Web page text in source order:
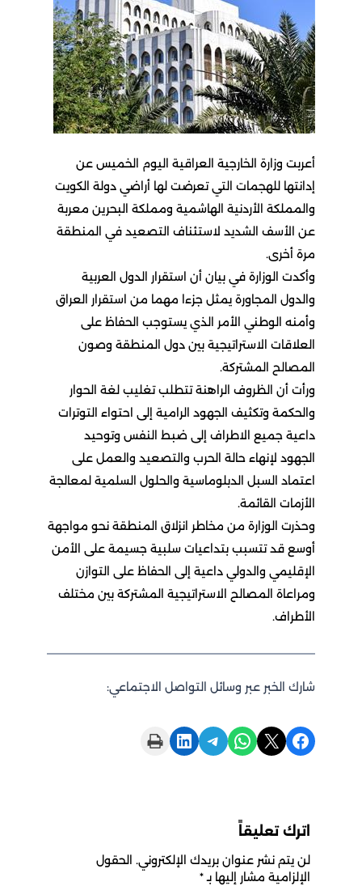
أعربت وزارة الخارجية العراقية اليوم الخميس عن
إدانتها للهجمات التي تعرضت لها أراضي دولة الكويت
والمملكة الأردنية الهاشمية ومملكة البحرين معربة
عن الأسف الشديد لاستئناف التصعيد في المنطقة
مرة أخرى.
وأكدت الوزارة في بيان أن استقرار الدول العربية
والدول المجاورة يمثل جزءا مهما من استقرار العراق
وأمنه الوطني الأمر الذي يستوجب الحفاظ على
العلاقات الاستراتيجية بين دول المنطقة وصون
المصالح المشتركة.
ورأت أن الظروف الراهنة تتطلب تغليب لغة الحوار
والحكمة وتكثيف الجهود الرامية إلى احتواء التوترات
داعية جميع الاطراف إلى ضبط النفس وتوحيد
الجهود لإنهاء حالة الحرب والتصعيد والعمل على
اعتماد السبل الدبلوماسية والحلول السلمية لمعالجة
الأزمات القائمة.
وحذرت الوزارة من مخاطر انزلاق المنطقة نحو مواجهة
أوسع قد تتسبب بتداعيات سلبية جسيمة على الأمن
الإقليمي والدولي داعية إلى الحفاظ على التوازن
ومراعاة المصالح الاستراتيجية المشتركة بين مختلف
الأطراف.
شارك الخبر عبر وسائل التواصل الاجتماعي:
Share on Facebook
Share on X
Share on WhatsApp
Share on Telegram
Share on LinkedIn
Print this Page
اترك تعليقاً
لن يتم نشر عنوان بريدك الإلكتروني. الحقول
الإلزامية مشار إليها بـ*